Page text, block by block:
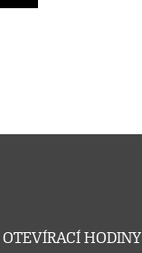
OTEVÍRACÍ HODINY